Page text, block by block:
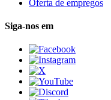
Oferta de empregos
Siga-nos em